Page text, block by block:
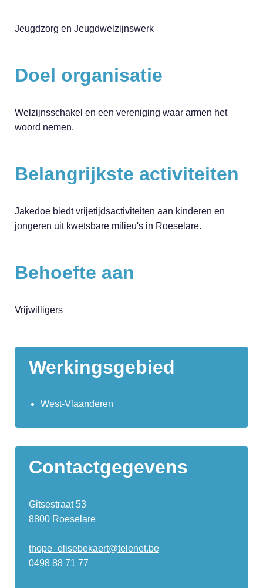
Jeugdzorg en Jeugdwelzijnswerk
Doel organisatie
Welzijnsschakel en een vereniging waar armen het
woord nemen.
Belangrijkste activiteiten
Jakedoe biedt vrijetijdsactiviteiten aan kinderen en
jongeren uit kwetsbare milieu's in Roeselare.
Behoefte aan
Vrijwilligers
Werkingsgebied
West-Vlaanderen
Contactgegevens
Gitsestraat 53
8800 Roeselare
thope_elisebekaert@telenet.be
0498 88 71 77